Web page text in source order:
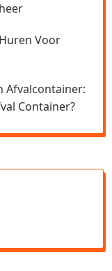
Voor
Afvalcontainer:
Container?